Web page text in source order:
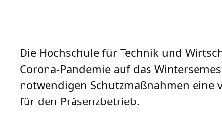
Die Hochschule für Technik und
Corona-Pandemie auf das
notwendigen Schutzmaßnahmen
für den Präsenzbetrieb.